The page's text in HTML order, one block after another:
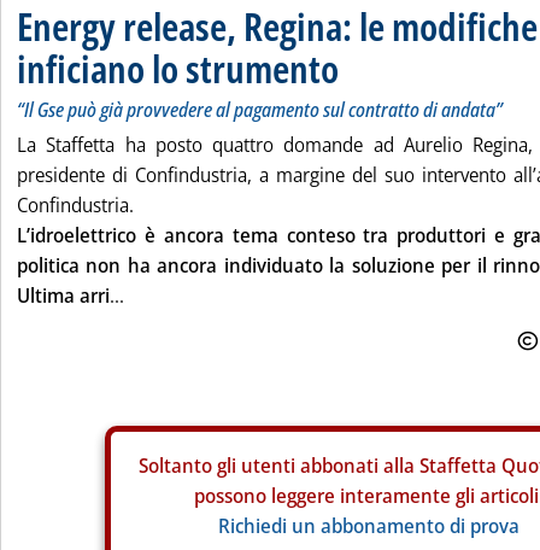
Energy release, Regina: le
inficiano lo strumento
“Il Gse può già provvedere al pagamento sul contratto di andata”
La Staffetta ha posto quattro domande ad Aurelio
presidente di Confindustria, a margine del suo intervento
Confindustria.
L’idroelettrico è ancora tema conteso tra produttori e
politica non ha ancora individuato la soluzione per il
Ultima arri...
Soltanto gli utenti abbonati alla Staffetta
possono leggere interamente gli
Richiedi un abbonamento di prova